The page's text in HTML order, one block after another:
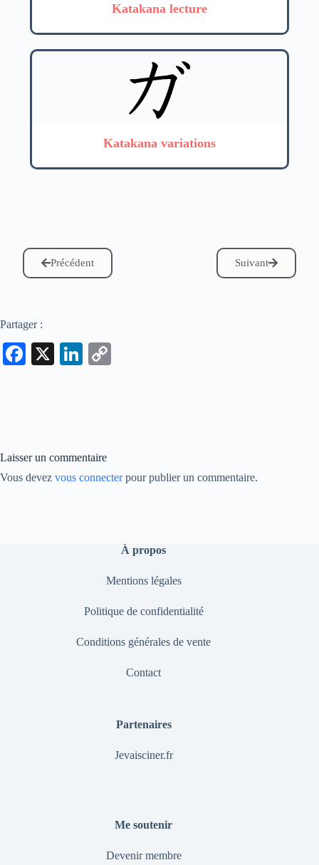
Katakana lecture
Katakana variations
Précédent Suivant
Partager :
Fa
X
Li
Laisser un commentaire
Vous devez vous connecterpour publier un commentaire.
À propos
Mentions légales
Politique de confidentialité
Conditions générales de vente
Contact
Partenaires
Jevaisciner.fr
Me soutenir
Devenir membre